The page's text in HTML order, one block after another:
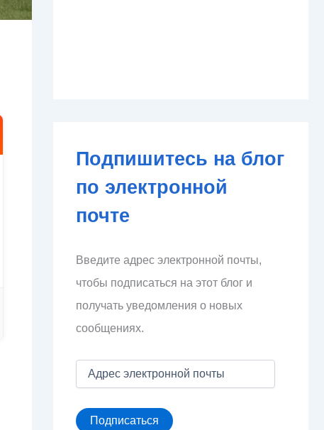
Подпишитесь на блог
по электронной
почте
Введите адрес электронной почты,
чтобы подписаться на этот блог и
получать уведомления о новых
сообщениях.
е
с
Подписаться